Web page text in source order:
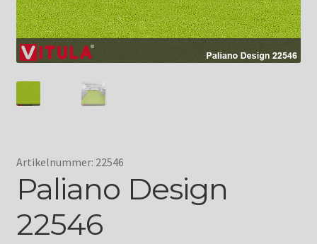
Artikelnummer: 22546
Paliano Design
22546